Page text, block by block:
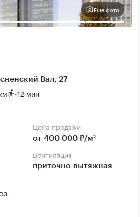
Еще фото
Вал, 27
~12 мин
Цена продажи
от 400 000 Р/м²
Вентиляция
приточно-вытяжная